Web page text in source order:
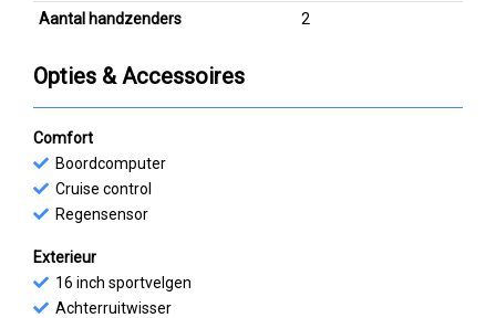
Aantal handzenders
2
Opties & Accessoires
Comfort
Boordcomputer
Cruise control
Regensensor
Exterieur
16 inch sportvelgen
Achterruitwisser